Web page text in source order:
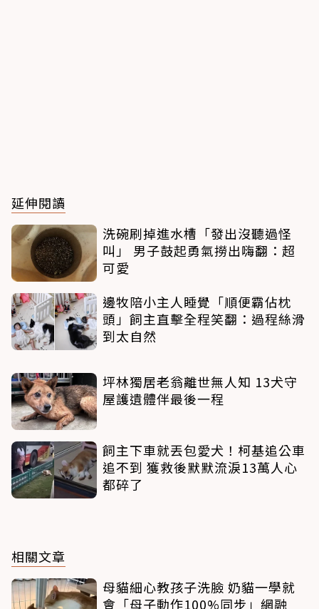
延伸閱讀
洗碗刷掉進水槽「發出沒聽過怪
叫」 男子鼓起勇氣撈出嗨翻：超
可愛
邊牧陪小主人睡覺「順便霸佔枕
頭」飼主直擊全程笑翻：過程絲滑
到太自然
坪林獨居老翁離世無人知 13犬守
屋護遺體伴最後一程
飼主下車就丟包愛犬！柯基追公車
追不到 獲救後默默流淚13萬人心
都碎了
相關文章
母貓細心教孩子洗臉 奶貓一學就
會「母子動作100%同步」網融